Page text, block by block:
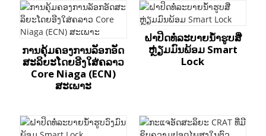
ການຄຸ້ມຄອງການລັອກອັດ
ສະລິຍະໂດຍອີງໃສ່ຄລາວ
Core Niaga (ECN)
ສະເພາະ
ຝາປິດທໍ່ລະບາຍນ້ຳຮູບສີ່
ຫຼ່ຽມມົນພ້ອມ Smart
Lock